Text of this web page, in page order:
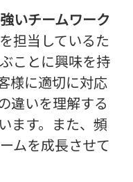
いチームワーク
担当しているた
ことに興味を持
様に適切に対応
違いを理解する
ます。また、頻
ムを成長させて